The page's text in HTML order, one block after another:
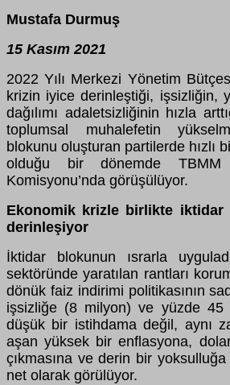
Mustafa Durmuş
15 Kasım 2021
2022 Yılı Merkezi Yönetim
krizin iyice derinleştiği, işsizliğin,
dağılımı adaletsizliğinin hızla
toplumsal muhalefetin
blokunu oluşturan partilerde hızlı
olduğu bir dönemde
Komisyonu’nda görüşülüyor.
Ekonomik krizle birlikte
derinleşiyor
İktidar blokunun ısrarla
sektöründe yaratılan rantları
dönük faiz indirimi politikasının
işsizliğe (8 milyon) ve yüzde 45
düşük bir istihdama değil, aynı
aşan yüksek bir enflasyona,
çıkmasına ve derin bir
net olarak görülüyor.